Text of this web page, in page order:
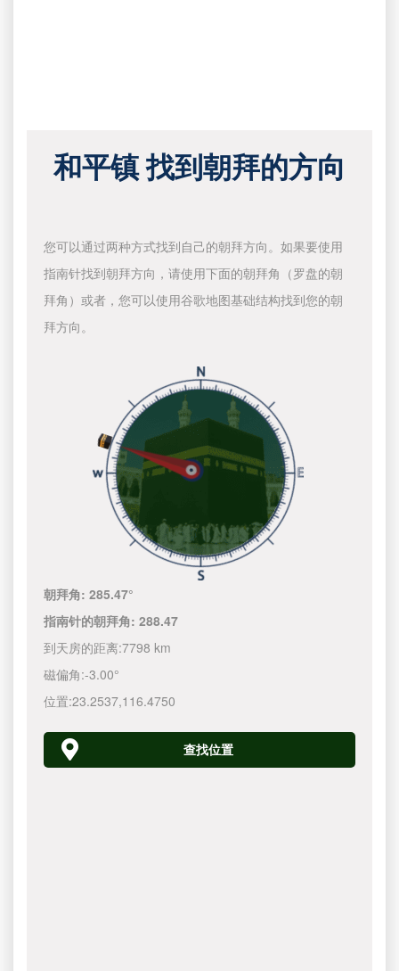
和平镇 找到朝拜的方向
您可以通过两种方式找到自己的朝拜方向。如果要使用
指南针找到朝拜方向，请使用下面的朝拜角（罗盘的朝
拜角）或者，您可以使用谷歌地图基础结构找到您的朝
拜方向。
朝拜角:285.47°
指南针的朝拜角:288.47
到天房的距离:7798 km
磁偏角:-3.00°
位置:23.2537,116.4750
查找位置